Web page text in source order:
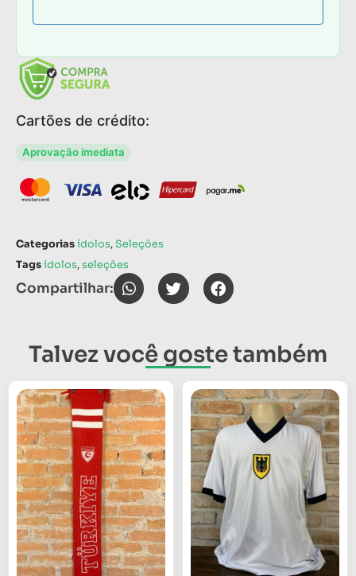
Cartões de crédito:
Aprovação imediata
Categoriasídolos,Seleções
Tagsídolos,seleções
Compartilhar:
Talvez você goste também